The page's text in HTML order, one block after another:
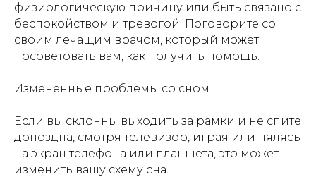
физиологическую причину или быть связано с
беспокойством и тревогой. Поговорите со
своим лечащим врачом, который может
посоветовать вам, как получить помощь.
Измененные проблемы со сном
Если вы склонны выходить за рамки и не спите
допоздна, смотря телевизор, играя или пялясь
на экран телефона или планшета, это может
изменить вашу схему сна.